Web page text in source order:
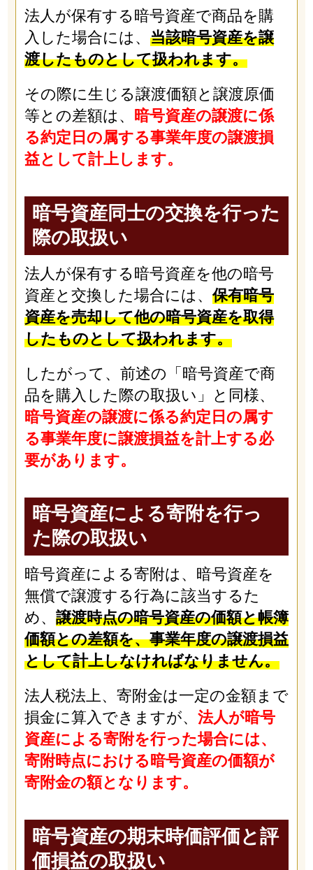
法人が保有する暗号資産で商品を購
入した場合には、 当該暗号資産を譲
渡したものとして扱われます。
その際に生じる譲渡価額と譲渡原価
等との差額は、 暗号資産の譲渡に係
る約定日の属する事業年度の譲渡損
益として計上します。
暗号資産同士の交換を行った
際の取扱い
法人が保有する暗号資産を他の暗号
資産と交換した場合には、 保有暗号
資産を売却して他の暗号資産を取得
したものとして扱われます。
したがって、前述の「暗号資産で商
品を購入した際の取扱い」と同様、
暗号資産の譲渡に係る約定日の属す
る事業年度に譲渡損益を計上する必
要があります。
暗号資産による寄附を行っ
た際の取扱い
暗号資産による寄附は、暗号資産を
無償で譲渡する行為に該当するた
め、 譲渡時点の暗号資産の価額と帳簿
価額との差額を、事業年度の譲渡損益
として計上しなければなりません。
法人税法上、寄附金は一定の金額まで
損金に算入できますが、 法人が暗号
資産による寄附を行った場合には、
寄附時点における暗号資産の価額が
寄附金の額となります。
暗号資産の期末時価評価と評
価損益の取扱い